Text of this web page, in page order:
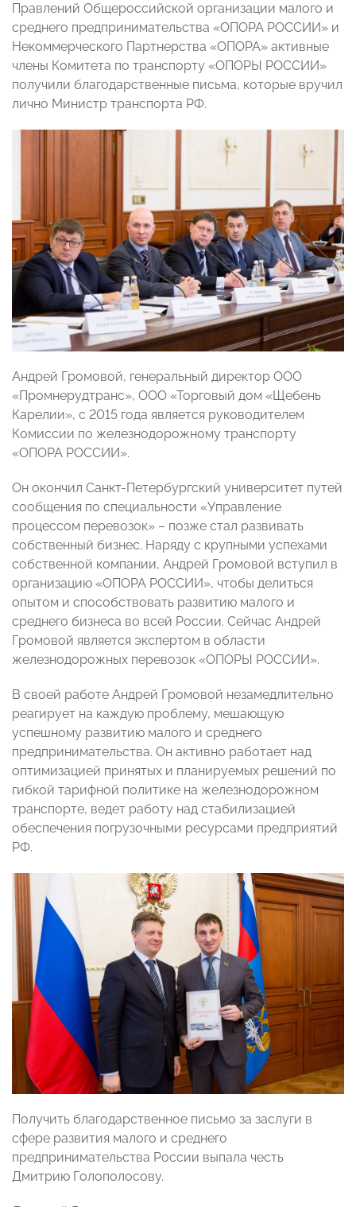
Правлений Общероссийской организации малого и
среднего предпринимательства «ОПОРА РОССИИ» и
Некоммерческого Партнерства «ОПОРА» активные
члены Комитета по транспорту «ОПОРЫ РОССИИ»
получили благодарственные письма, которые вручил
лично Министр транспорта РФ.
Андрей Громовой, генеральный директор ООО
«Промнерудтранс», ООО «Торговый дом «Щебень
Карелии», с 2015 года является руководителем
Комиссии по железнодорожному транспорту
«ОПОРА РОССИИ».
Он окончил Санкт-Петербургский университет путей
сообщения по специальности «Управление
процессом перевозок» – позже стал развивать
собственный бизнес. Наряду с крупными успехами
собственной компании, Андрей Громовой вступил в
организацию «ОПОРА РОССИИ», чтобы делиться
опытом и способствовать развитию малого и
среднего бизнеса во всей России. Сейчас Андрей
Громовой является экспертом в области
железнодорожных перевозок «ОПОРЫ РОССИИ».
В своей работе Андрей Громовой незамедлительно
реагирует на каждую проблему, мешающую
успешному развитию малого и среднего
предпринимательства. Он активно работает над
оптимизацией принятых и планируемых решений по
гибкой тарифной политике на железнодорожном
транспорте, ведет работу над стабилизацией
обеспечения погрузочными ресурсами предприятий
РФ.
Получить благодарственное письмо за заслуги в
сфере развития малого и среднего
предпринимательства России выпала честь
Дмитрию Голополосову.